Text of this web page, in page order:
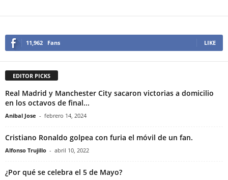
11,962 Fans LIKE
EDITOR PICKS
Real Madrid y Manchester City sacaron victorias a domicilio
en los octavos de final...
Anibal Jose - febrero 14, 2024
Cristiano Ronaldo golpea con furia el móvil de un fan.
Alfonso Trujillo - abril 10, 2022
¿Por qué se celebra el 5 de Mayo?